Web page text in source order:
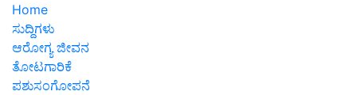
Home
ಸುದ್ದಿಗಳು
ಆರೋಗ್ಯ ಜೀವನ
ತೋಟಗಾರಿಕೆ
ಪಶುಸಂಗೋಪನೆ